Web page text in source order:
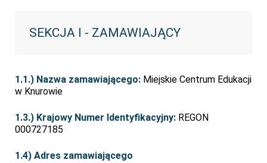
SEKCJA I - ZAMAWIAJĄCY
1.1.) Nazwa zamawiającego: Miejskie Centrum Edukacji
w Knurowie
1.3.) Krajowy Numer Identyfikacyjny: REGON
000727185
1.4) Adres zamawiającego